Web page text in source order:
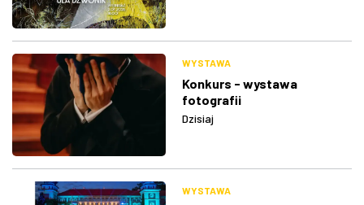
WYSTAWA
Konkurs - wystawa
fotografii
Dzisiaj
WYSTAWA